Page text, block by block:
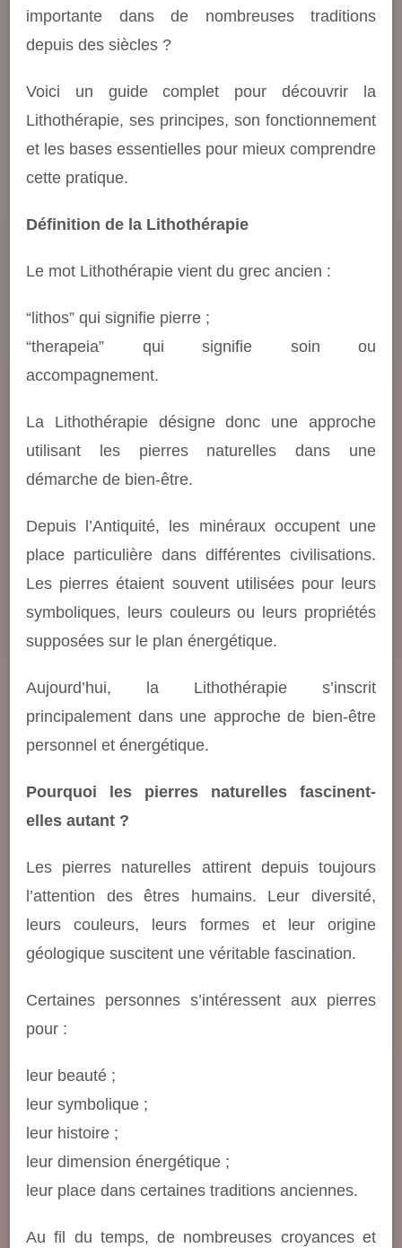
importante dans de nombreuses traditions
depuis des siècles ?
Voici un guide complet pour découvrir la
Lithothérapie, ses principes, son fonctionnement
et les bases essentielles pour mieux comprendre
cette pratique.
Définition de la Lithothérapie
Le mot Lithothérapie vient du grec ancien :
“lithos” qui signifie pierre ;
“therapeia” qui signifie soin ou
accompagnement.
La Lithothérapie désigne donc une approche
utilisant les pierres naturelles dans une
démarche de bien-être.
Depuis l’Antiquité, les minéraux occupent une
place particulière dans différentes civilisations.
Les pierres étaient souvent utilisées pour leurs
symboliques, leurs couleurs ou leurs propriétés
supposées sur le plan énergétique.
Aujourd’hui, la Lithothérapie s’inscrit
principalement dans une approche de bien-être
personnel et énergétique.
Pourquoi les pierres naturelles fascinent-
elles autant ?
Les pierres naturelles attirent depuis toujours
l’attention des êtres humains. Leur diversité,
leurs couleurs, leurs formes et leur origine
géologique suscitent une véritable fascination.
Certaines personnes s’intéressent aux pierres
pour :
leur beauté ;
leur symbolique ;
leur histoire ;
leur dimension énergétique ;
leur place dans certaines traditions anciennes.
Au fil du temps, de nombreuses croyances et